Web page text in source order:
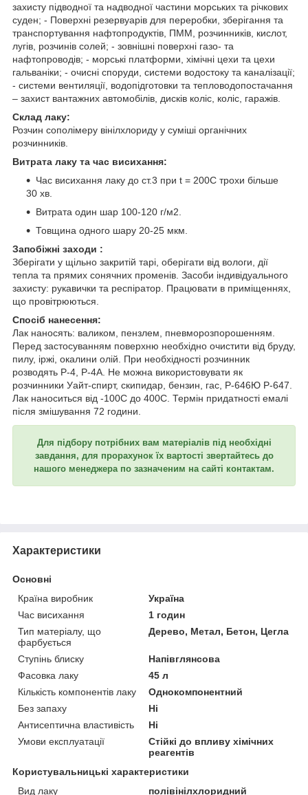
захисту підводної та надводної частини морських та річкових
суден; - Поверхні резервуарів для переробки, зберігання та
транспортування нафтопродуктів, ПММ, розчинників, кислот,
лугів, розчинів солей; - зовнішні поверхні газо- та
нафтопроводів; - морські платформи, хімічні цехи та цехи
гальваніки; - очисні споруди, системи водостоку та каналізації;
- системи вентиляції, водопідготовки та тепловодопостачання
– захист вантажних автомобілів, дисків коліс, коліс, гаражів.
Склад лаку:
Розчин сополімеру вінілхлориду у суміші органічних
розчинників.
Витрата лаку та час висихання:
Час висихання лаку до ст.3 при t = 200С трохи більше
30 хв.
Витрата один шар 100-120 г/м2.
Товщина одного шару 20-25 мкм.
Запобіжні заходи :
Зберігати у щільно закритій тарі, оберігати від вологи, дії
тепла та прямих сонячних променів. Засоби індивідуального
захисту: рукавички та респіратор. Працювати в приміщеннях,
що провітрюються.
Спосіб нанесення:
Лак наносять: валиком, пензлем, пневморозпорошенням.
Перед застосуванням поверхню необхідно очистити від бруду,
пилу, іржі, окалини олій. При необхідності розчинник
розводять Р-4, Р-4А. Не можна використовувати як
розчинники Уайт-спирт, скипидар, бензин, гас, Р-646Ю Р-647.
Лак наноситься від -100С до 400С. Термін придатності емалі
після змішування 72 години.
Для підбору потрібних вам матеріалів під необхідні
завдання, для прорахунок їх вартості звертайтесь до
нашого менеджера по зазначеним на сайті контактам.
Характеристики
Основні
Країна виробник
Україна
Час висихання
1 годин
Тип матеріалу, що
фарбується
Дерево, Метал, Бетон, Цегла
Ступінь блиску
Напівглянсова
Фасовка лаку
45 л
Кількість компонентів лаку
Однокомпонентний
Без запаху
Ні
Антисептична властивість
Ні
Умови експлуатації
Стійкі до впливу хімічних
реагентів
Користувальницькі характеристики
Вид лаку
полівінілхлоридний